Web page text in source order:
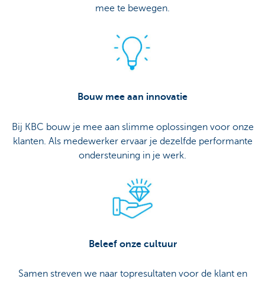
mee te bewegen.
Bouw mee aan innovatie
Bij KBC bouw je mee aan slimme oplossingen voor onze
klanten. Als medewerker ervaar je dezelfde performante
ondersteuning in je werk.
Beleef onze cultuur
Samen streven we naar topresultaten voor de klant en